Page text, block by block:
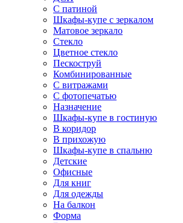
С патиной
Шкафы-купе с зеркалом
Матовое зеркало
Стекло
Цветное стекло
Пескоструй
Комбинированные
С витражами
С фотопечатью
Назначение
Шкафы-купе в гостиную
В коридор
В прихожую
Шкафы-купе в спальню
Детские
Офисные
Для книг
Для одежды
На балкон
Форма